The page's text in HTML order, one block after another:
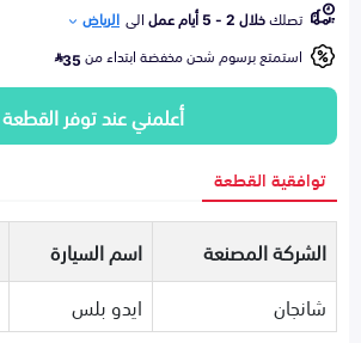
تصلكخلال 2 - 5 أيام عمل الى الرياض
استمتع برسوم شحن مخفضة ابتداء من35
أعلمني عند توفر القطعة
توافقية القطعة
الشركة المصنعة اسم السيارة
شانجان
ايدو بلس